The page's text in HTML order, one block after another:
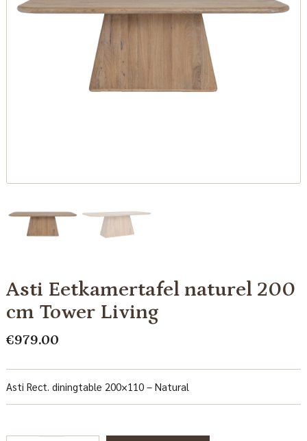
Asti Eetkamertafel naturel 200
cm Tower Living
€979.00
Asti Rect. diningtable 200×110 – Natural